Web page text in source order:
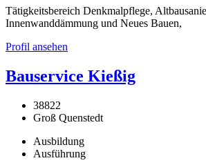
Tätigkeitsbereich Denkmalpflege,
Innenwanddämmung und Neues Bauen,
Profil ansehen
Bauservice Kießig
38822
Groß Quenstedt
Ausbildung
Ausführung